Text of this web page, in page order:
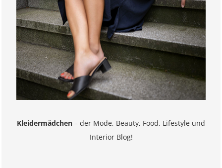
Kleidermädchen – der Mode, Beauty, Food, Lifestyle und
Interior Blog!